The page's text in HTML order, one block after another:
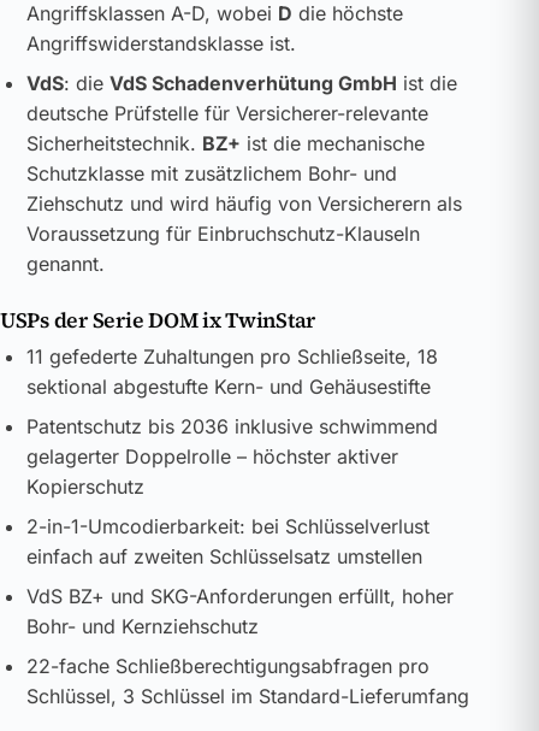
Angriffsklassen A-D, wobei D die höchste
Angriffswiderstandsklasse ist.
VdS: die VdS Schadenverhütung GmbH ist die
deutsche Prüfstelle für Versicherer-relevante
Sicherheitstechnik. BZ+ ist die mechanische
Schutzklasse mit zusätzlichem Bohr- und
Ziehschutz und wird häufig von Versicherern als
Voraussetzung für Einbruchschutz-Klauseln
genannt.
USPs der Serie DOM ix TwinStar
11 gefederte Zuhaltungen pro Schließseite, 18
sektional abgestufte Kern- und Gehäusestifte
Patentschutz bis 2036 inklusive schwimmend
gelagerter Doppelrolle – höchster aktiver
Kopierschutz
2-in-1-Umcodierbarkeit: bei Schlüsselverlust
einfach auf zweiten Schlüsselsatz umstellen
VdS BZ+ und SKG-Anforderungen erfüllt, hoher
Bohr- und Kernziehschutz
22-fache Schließberechtigungsabfragen pro
Schlüssel, 3 Schlüssel im Standard-Lieferumfang